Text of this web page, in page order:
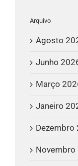
Arquivo
Agosto
Junho
Março
Janeiro
Dezembro
Novembro